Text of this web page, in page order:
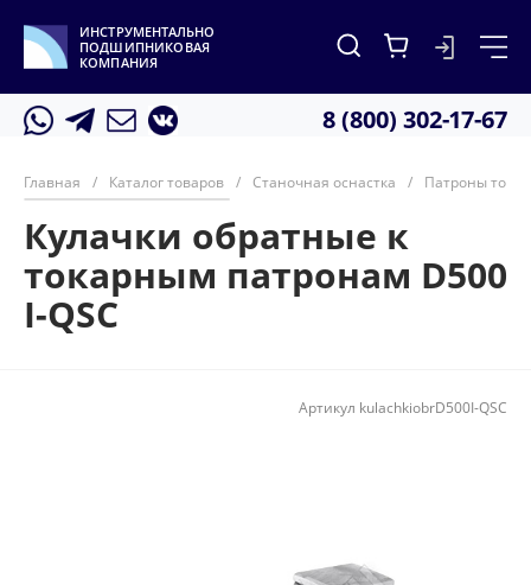
ИНСТРУМЕНТАЛЬНО
ПОДШИПНИКОВАЯ
КОМПАНИЯ
8 (800) 302-17-67
Главная / Каталог товаров / Станочная оснастка / Патроны
Кулачки обратные к
токарным патронам D500
I-QSC
Артикул kulachkiobrD500I-QSC